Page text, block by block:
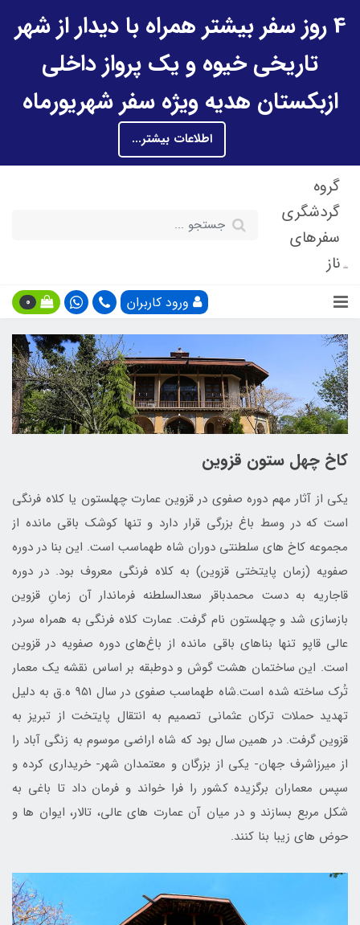
4 روز سفر بیشتر همراه با دیدار از شهر
تاریخی خیوه و یک پرواز داخلی
ازبکستان هدیه ویژه سفر شهریورماه
اطلاعات بیشتر...
گروه
گردشگری
سفرهای
ناز
ورود کاربران 0
کاخ چهل ستون قزوین
یکی از آثار مهم دوره صفوی در قزوین عمارت چهلستون یا کلاه فرنگی
است که در وسط باغ بزرگی قرار دارد و تنها کوشک باقی ‌مانده از
مجموعه کاخ‌ های سلطنتی دوران شاه طهماسب است. این بنا در دوره
صفویه (زمان پایتختی قزوین) به کلاه ‌فرنگی معروف بود. در دوره
قاجاریه به دست محمدباقر سعدالسلطنه فرماندار آن زمانِ قزوین
بازسازی شد و چهلستون نام گرفت. عمارت کلاه فرنگی به همراه سردر
عالی قاپو تنها بناهای باقی‌ مانده از باغ‌های دوره صفویه در قزوین
است. این ساختمان هشت‌ گوش و دوطبقه بر اساس نقشه یک معمار
تُرک ساخته شده است.شاه طهماسب صفوي در سال 951 ه.ق به دليل
تهديد حملات تركان عثماني تصميم به انتقال پايتخت از تبريز به
قزوين گرفت. در همين سال بود كه شاه اراضي موسوم به زنگي آباد را
از ميرزاشرف جهان- يكي از بزرگان و معتمدان شهر- خريداري كرده و
سپس معماران برگزيده كشور را فرا خواند و فرمان داد تا باغي به
شكل مربع بسازند و در ميان آن عمارت هاي عالي، تالار، ايوان ها و
حوض هاي زيبا بنا كنند.